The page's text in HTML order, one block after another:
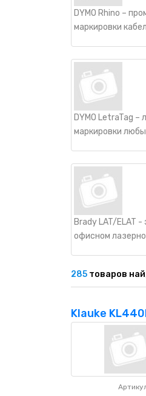
DYMO Rhino –
маркировки
DYMO LetraTag
маркировки
Brady LAT/ELAT
офисном
285 товаров
Klauke